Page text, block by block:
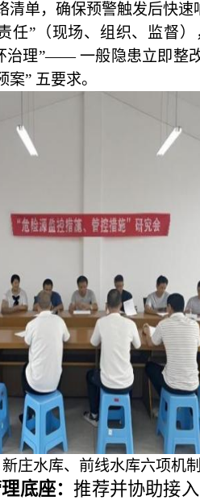
清单，确保预警触发后快速
任”（现场、组织、监督
治理”—— 一般隐患立即整
” 五要求。
新庄水库、前线水库六项机
底座：推荐并协助接